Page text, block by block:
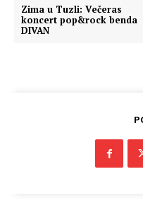
Zima u Tuzli: Večeras
koncert pop&rock benda
DIVAN